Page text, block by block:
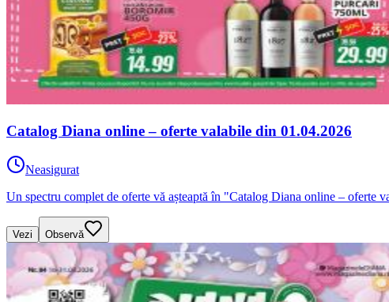
Catalog Diana online – oferte valabile din 01.04.2026
Neasigurat
Un spectru complet de oferte vă așteaptă în "Catalog Diana online –
Vezi Observă